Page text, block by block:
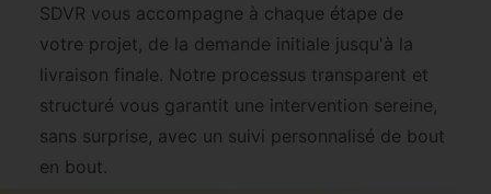
SDVR vous accompagne à chaque étape de
votre projet, de la demande initiale jusqu'à la
livraison finale. Notre processus transparent et
structuré vous garantit une intervention sereine,
sans surprise, avec un suivi personnalisé de bout
en bout.